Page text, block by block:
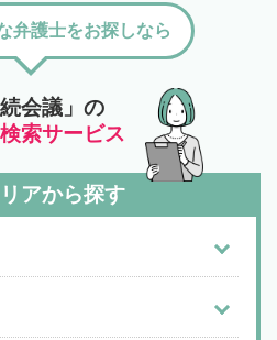
続会議」の
索サービス
弁護士をお探しなら
アから探す